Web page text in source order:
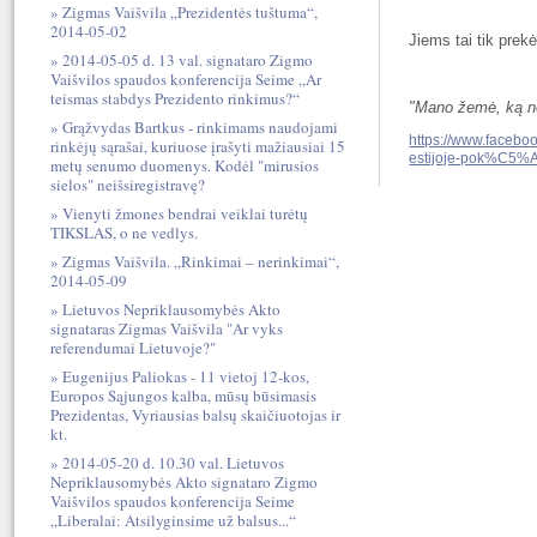
Jiems tai tik
"Mano žemė, ką
https://
estijoje-
Zigmas Vaišvila „Prezidentės tuštuma“,
2014-05-02
2014-05-05 d. 13 val. signataro Zigmo
Vaišvilos spaudos konferencija Seime „Ar
teismas stabdys Prezidento rinkimus?“
Grąžvydas Bartkus - rinkimams naudojami
rinkėjų sąrašai, kuriuose įrašyti mažiausiai 15
metų senumo duomenys. Kodėl "mirusios
sielos" neišsiregistravę?
Vienyti žmones bendrai veiklai turėtų
TIKSLAS, o ne vedlys.
Zigmas Vaišvila. „Rinkimai – nerinkimai“,
2014-05-09
Lietuvos Nepriklausomybės Akto
signataras Zigmas Vaišvila "Ar vyks
referendumai Lietuvoje?"
Eugenijus Paliokas - 11 vietoj 12-kos,
Europos Sąjungos kalba, mūsų būsimasis
Prezidentas, Vyriausias balsų skaičiuotojas ir
kt.
2014-05-20 d. 10.30 val. Lietuvos
Nepriklausomybės Akto signataro Zigmo
Vaišvilos spaudos konferencija Seime
„Liberalai: Atsilyginsime už balsus...“